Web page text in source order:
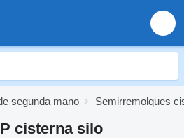
segunda mano Semirremolques
cisterna silo